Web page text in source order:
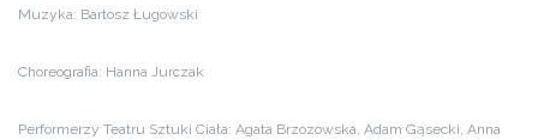
Muzyka: Bartosz Ługowski
Choreografia: Hanna Jurczak
Performerzy Teatru Sztuki Ciała: Agata Brzozowska, Adam Gąsecki, Anna